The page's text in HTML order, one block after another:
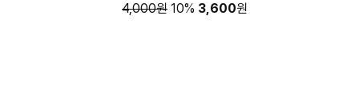
4,000원 10% 3,600원